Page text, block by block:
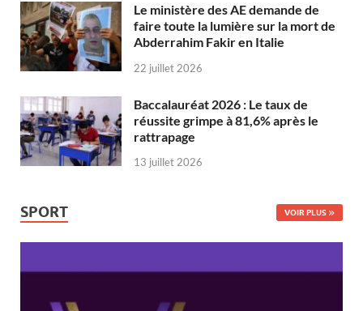
Le ministère des AE demande de
faire toute la lumière sur la mort de
Abderrahim Fakir en Italie
22 juillet 2026
Baccalauréat 2026 : Le taux de
réussite grimpe à 81,6% après le
rattrapage
13 juillet 2026
SPORT VOIR PLUS